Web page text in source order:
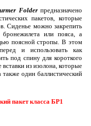
Folderпредназначено
пакетов, которые
Сиденье можно закрепить
или пояса, а
поясной стропы. В этом
и использовать как
под спину для короткого
из изолона, которые
один баллистический
пакет класса БР1